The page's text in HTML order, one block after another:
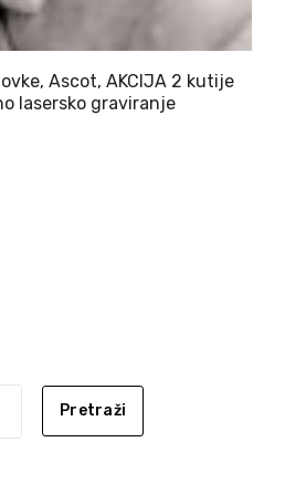
Ascot, AKCIJA 2 kutije
lasersko graviranje
Pretraži